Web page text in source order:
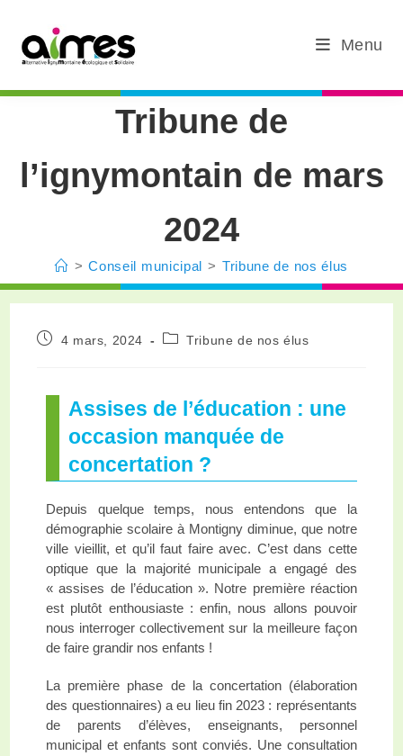
Menu
Tribune de
l’ignymontain de mars
2024
> Conseil municipal > Tribune de nos élus
4 mars, 2024 Tribune de nos élus
Assises de l’éducation : une
occasion manquée de
concertation ?
Depuis quelque temps, nous entendons que la
démographie scolaire à Montigny diminue, que notre
ville vieillit, et qu’il faut faire avec. C’est dans cette
optique que la majorité municipale a engagé des
« assises de l’éducation ». Notre première réaction
est plutôt enthousiaste : enfin, nous allons pouvoir
nous interroger collectivement sur la meilleure façon
de faire grandir nos enfants !
La première phase de la concertation (élaboration
des questionnaires) a eu lieu fin 2023 : représentants
de parents d’élèves, enseignants, personnel
municipal et enfants sont conviés. Une consultation